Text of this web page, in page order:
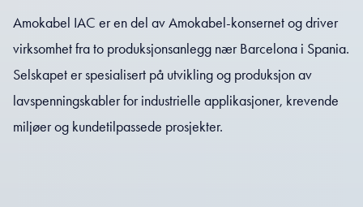
Amokabel IAC er en del av Amokabel-konsernet og driver
virksomhet fra to produksjonsanlegg nær Barcelona i Spania.
Selskapet er spesialisert på utvikling og produksjon av
lavspenningskabler for industrielle applikasjoner, krevende
miljøer og kundetilpassede prosjekter.